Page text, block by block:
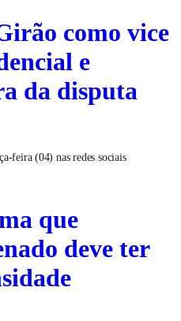
como vice
e
da disputa
feira (04) nas redes sociais
que
deve ter